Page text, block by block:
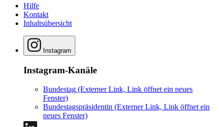
Hilfe
Kontakt
Inhaltsübersicht
Instagram
Instagram-Kanäle
Bundestag (Externer Link, Link öffnet ein neues
Fenster)
Bundestagspräsidentin (Externer Link, Link öffnet ein
neues Fenster)